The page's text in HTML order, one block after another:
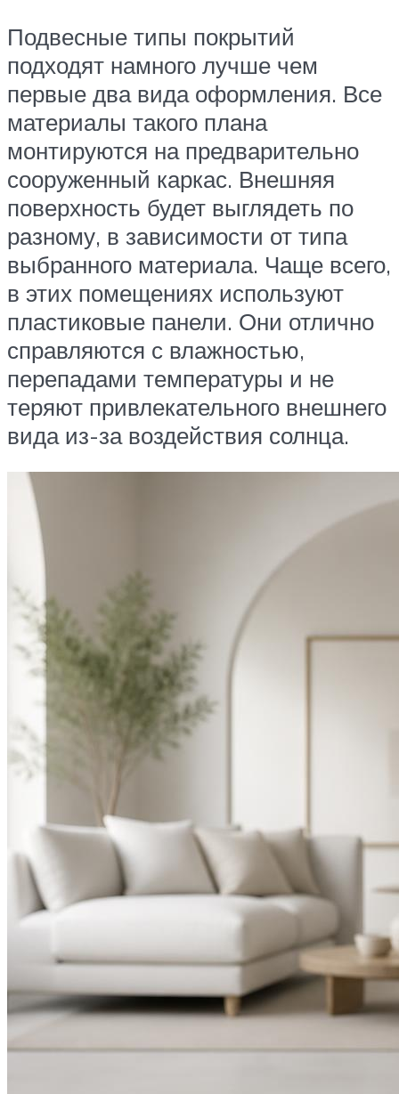
Подвесные типы покрытий
подходят намного лучше чем
первые два вида оформления. Все
материалы такого плана
монтируются на предварительно
сооруженный каркас. Внешняя
поверхность будет выглядеть по
разному, в зависимости от типа
выбранного материала. Чаще всего,
в этих помещениях используют
пластиковые панели. Они отлично
справляются с влажностью,
перепадами температуры и не
теряют привлекательного внешнего
вида из-за воздействия солнца.